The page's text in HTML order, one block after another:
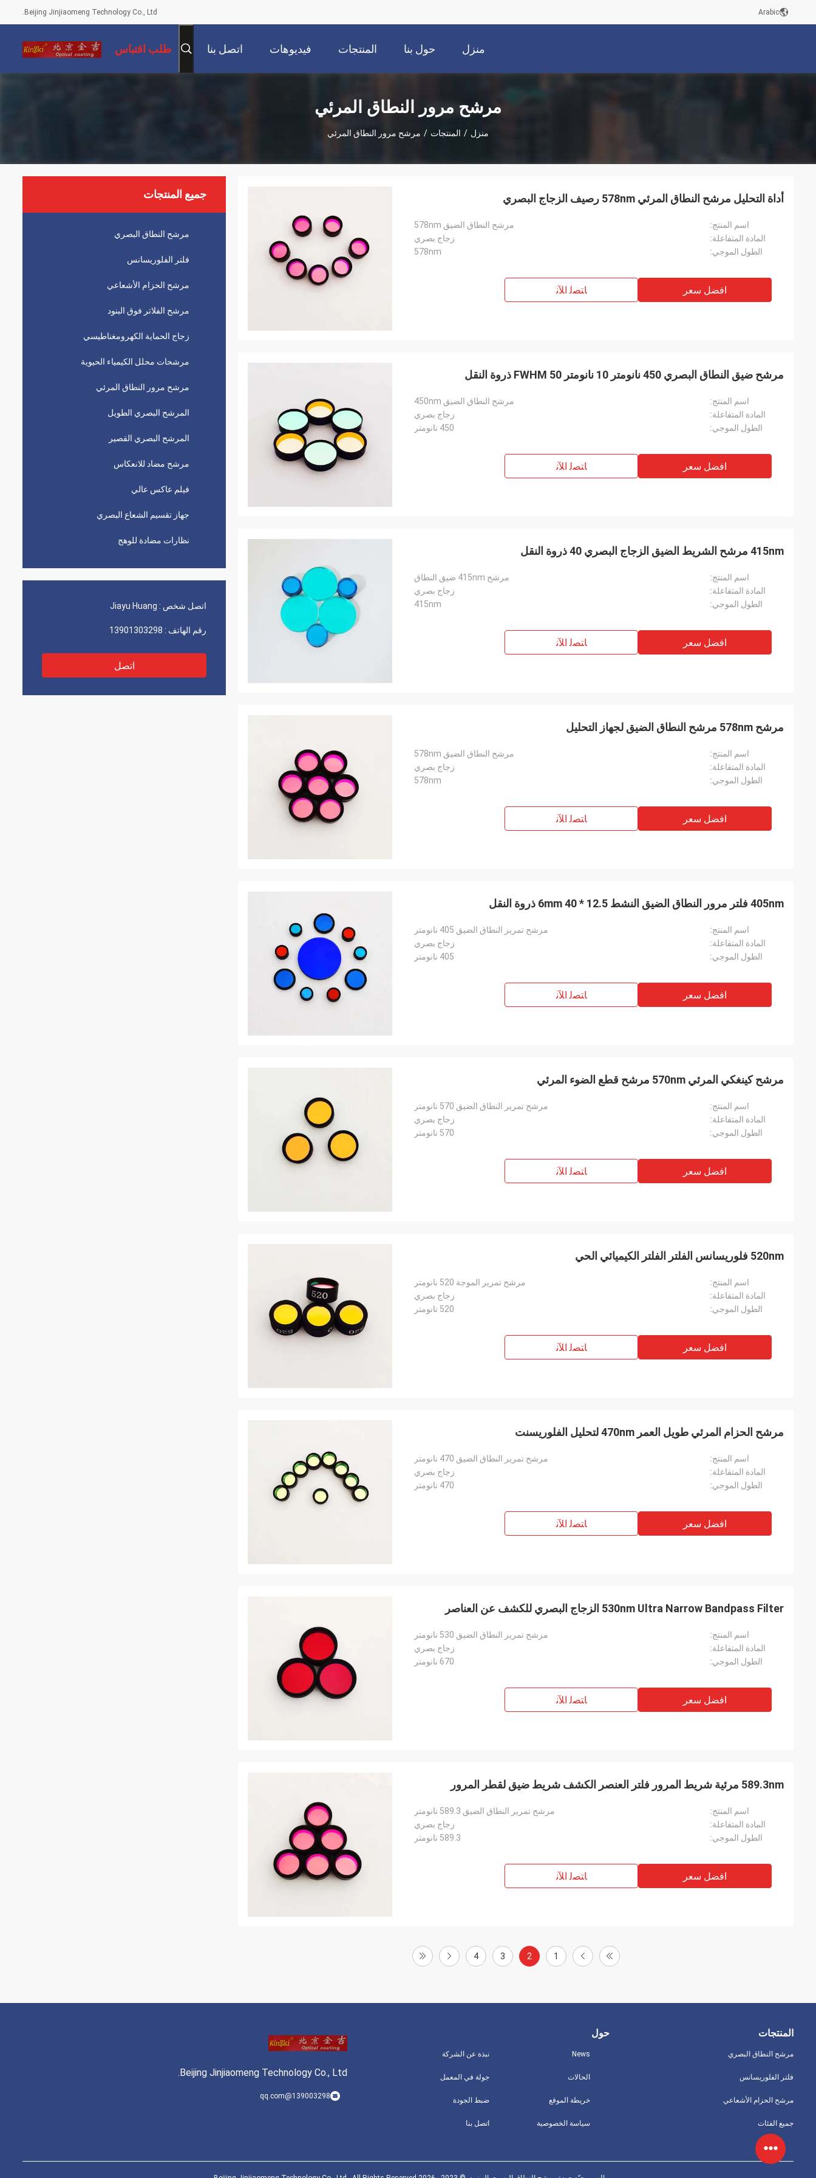
Beijing Jinjiaomeng Technology Co., Ltd. Arabic
منزل حول بنا المنتجات فيديوهات اتصل بنا طلب اقتباس
مرشح مرور النطاق المرئي
منزل / المنتجات / مرشح مرور النطاق المرئي
جميع المنتجات
مرشح النطاق البصري
فلتر الفلوريسانس
مرشح الحزام الأشعاعي
مرشح الفلاتر فوق البنود
زجاج الحماية الكهرومغناطيسي
مرشحات محلل الكيمياء الحيوية
مرشح مرور النطاق المرئي
المرشح البصري الطويل
المرشح البصري القصير
مرشح مضاد للانعكاس
فيلم عاكس عالي
جهاز تقسيم الشعاع البصري
نظارات مضادة للوهج
اتصل شخص : Jiayu Huang
رقم الهاتف : 13901303298
اتصل
أداة التحليل مرشح النطاق المرئي 578nm رصيف الزجاج البصري
اسم المنتج:
مرشح النطاق الضيق 578nm
المادة المتفاعلة:
زجاج بصري
الطول الموجي:
578nm
افضل سعر ﺎﺘﺼﻟ ﺍﻶﻧ
مرشح ضيق النطاق البصري 450 نانومتر 10 نانومتر FWHM 50 ذروة النقل
اسم المنتج:
مرشح النطاق الضيق 450nm
المادة المتفاعلة:
زجاج بصري
الطول الموجي:
450 نانومتر
افضل سعر ﺎﺘﺼﻟ ﺍﻶﻧ
415nm مرشح الشريط الضيق الزجاج البصري 40 ذروة النقل
اسم المنتج:
مرشح 415nm ضيق النطاق
المادة المتفاعلة:
زجاج بصري
الطول الموجي:
415nm
افضل سعر ﺎﺘﺼﻟ ﺍﻶﻧ
مرشح 578nm مرشح النطاق الضيق لجهاز التحليل
اسم المنتج:
مرشح النطاق الضيق 578nm
المادة المتفاعلة:
زجاج بصري
الطول الموجي:
578nm
افضل سعر ﺎﺘﺼﻟ ﺍﻶﻧ
405nm فلتر مرور النطاق الضيق النشط 12.5 * 6mm 40 ذروة النقل
اسم المنتج:
مرشح تمرير النطاق الضيق 405 نانومتر
المادة المتفاعلة:
زجاج بصري
الطول الموجي:
405 نانومتر
افضل سعر ﺎﺘﺼﻟ ﺍﻶﻧ
مرشح كينغكي المرئي 570nm مرشح قطع الضوء المرئي
اسم المنتج:
مرشح تمرير النطاق الضيق 570 نانومتر
المادة المتفاعلة:
زجاج بصري
الطول الموجي:
570 نانومتر
افضل سعر ﺎﺘﺼﻟ ﺍﻶﻧ
520nm فلوريسانس الفلتر الفلتر الكيميائي الحي
اسم المنتج:
مرشح تمرير الموجة 520 نانومتر
المادة المتفاعلة:
زجاج بصري
الطول الموجي:
520 نانومتر
افضل سعر ﺎﺘﺼﻟ ﺍﻶﻧ
مرشح الحزام المرئي طويل العمر 470nm لتحليل الفلوريسنت
اسم المنتج:
مرشح تمرير النطاق الضيق 470 نانومتر
المادة المتفاعلة:
زجاج بصري
الطول الموجي:
470 نانومتر
افضل سعر ﺎﺘﺼﻟ ﺍﻶﻧ
530nm Ultra Narrow Bandpass Filter الزجاج البصري للكشف عن العناصر
اسم المنتج:
مرشح تمرير النطاق الضيق 530 نانومتر
المادة المتفاعلة:
زجاج بصري
الطول الموجي:
670 نانومتر
افضل سعر ﺎﺘﺼﻟ ﺍﻶﻧ
589.3nm مرئية شريط المرور فلتر العنصر الكشف شريط ضيق لقطر المرور
اسم المنتج:
مرشح تمرير النطاق الضيق 589.3 نانومتر
المادة المتفاعلة:
زجاج بصري
الطول الموجي:
589.3 نانومتر
افضل سعر ﺎﺘﺼﻟ ﺍﻶﻧ
1
2
3
4
Beijing Jinjiaomeng Technology Co., Ltd.
139003298@qq.com
حول
نبذة عن الشركة
جولة في المعمل
ضبط الجودة
اتصل بنا
News
الحالات
خريطة الموقع
سياسة الخصوصية
المنتجات
مرشح النطاق البصري
فلتر الفلوريسانس
مرشح الحزام الأشعاعي
جميع الفئات